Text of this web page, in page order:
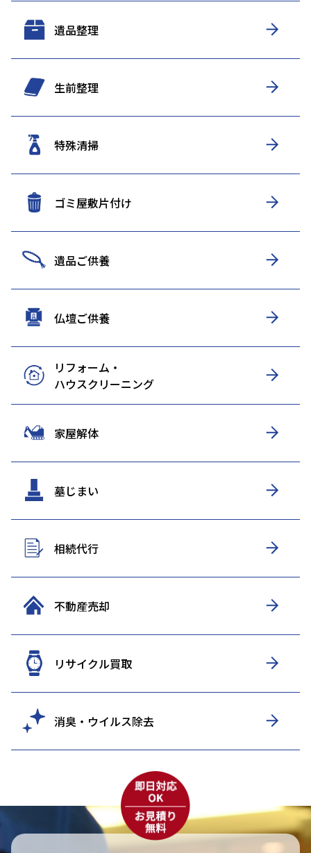
遺品整理
生前整理
特殊清掃
ゴミ屋敷片付け
遺品ご供養
仏壇ご供養
リフォーム・
ハウスクリーニング
家屋解体
墓じまい
相続代行
不動産売却
リサイクル買取
消臭・ウイルス除去